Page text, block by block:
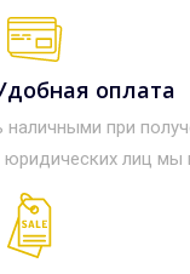
оплата
при
лиц мы